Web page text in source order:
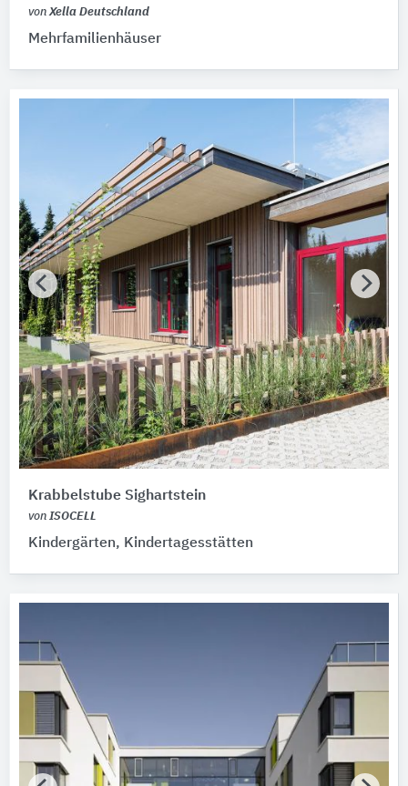
von Xella Deutschland
Mehrfamilienhäuser
Krabbelstube Sighartstein
von ISOCELL
Kindergärten, Kindertagesstätten